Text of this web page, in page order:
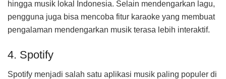
hingga musik lokal Indonesia. Selain mendengarkan lagu,
pengguna juga bisa mencoba fitur karaoke yang membuat
pengalaman mendengarkan musik terasa lebih interaktif.
4. Spotify
Spotify menjadi salah satu aplikasi musik paling populer di